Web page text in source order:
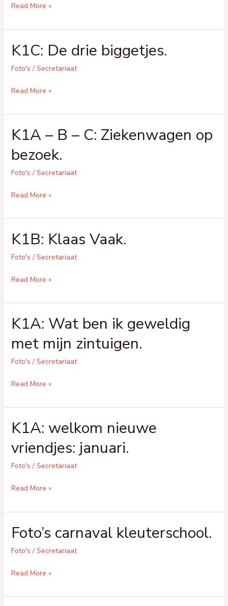
1ste
Digitale
wolven.
Read More »
K1C: De drie biggetjes.
Foto's / Secretariaat
K1C:
drie
biggetjes.
Read More »
K1A – B – C: Ziekenwagen op
bezoek.
Foto's / Secretariaat
K1A
B
–
C:
Ziekenwagen
Read More »
K1B: Klaas Vaak.
Foto's / Secretariaat
K1B:
Vaak.
Read More »
K1A: Wat ben ik geweldig
met mijn zintuigen.
Foto's / Secretariaat
K1A:
ben
ik
geweldig
met
mijn
Read More »
K1A: welkom nieuwe
vriendjes: januari.
Foto's / Secretariaat
K1A:
nieuwe
vriendjes:
januari.
Read More »
Foto’s carnaval kleuterschool.
Foto's / Secretariaat
Foto’s
kleuterschool.
Read More »